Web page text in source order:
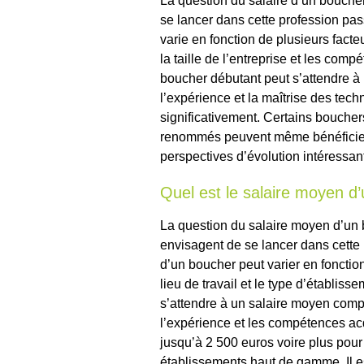
se lancer dans cette profession
varie en fonction de plusieurs
la taille de l’entreprise et les
boucher débutant peut s’attendre
l’expérience et la maîtrise des
significativement. Certains
renommés peuvent même
perspectives d’évolution
Quel est le salaire moyen
La question du salaire moyen
envisagent de se lancer dans
d’un boucher peut varier en
lieu de travail et le type
s’attendre à un salaire moyen
l’expérience et les compétences
jusqu’à 2 500 euros voire plus